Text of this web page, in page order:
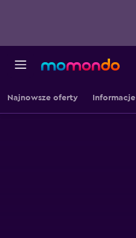
Najnowsze oferty Informacje